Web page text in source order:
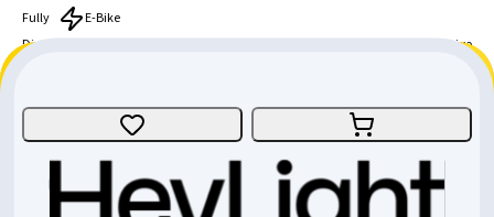
Fully
E-Bike
Dimensione
Zurigo